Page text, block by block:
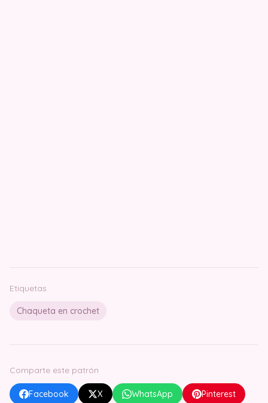
Etiquetas
Chaqueta en crochet
Comparte este patrón
Facebook X WhatsApp Pinterest